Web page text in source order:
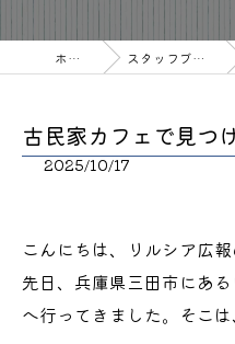
ホーム スタッフブログ
古民家カフェで見つ
2025/10/17
こんにちは、リルシア広報
先日、兵庫県三田市にあ
へ行ってきました。そこ